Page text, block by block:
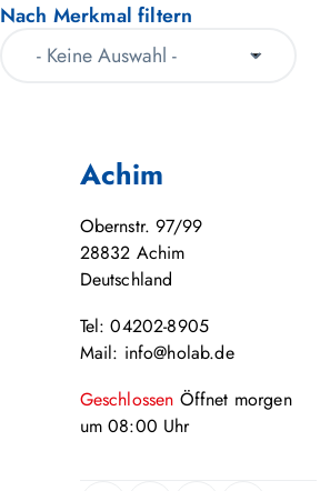
Nach Merkmal filtern
Achim
Obernstr. 97/99
28832 Achim
Deutschland
Tel: 04202-8905
Mail: info@holab.de
Geschlossen Öffnet morgen
um08:00 Uhr